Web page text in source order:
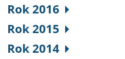
Rok 2016
Rok 2015
Rok 2014